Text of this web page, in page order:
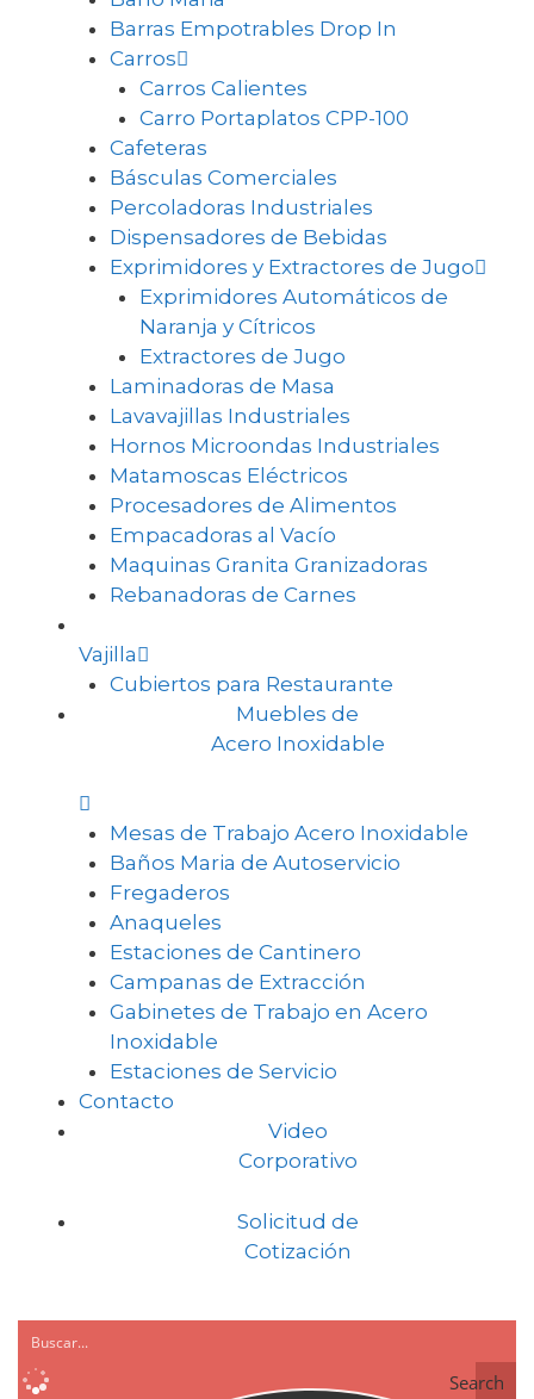
Barras Empotrables Drop In
Carros
Carros Calientes
Carro Portaplatos CPP-100
Cafeteras
Básculas Comerciales
Percoladoras Industriales
Dispensadores de Bebidas
Exprimidores y Extractores de Jugo
Exprimidores Automáticos de
Naranja y Cítricos
Extractores de Jugo
Laminadoras de Masa
Lavavajillas Industriales
Hornos Microondas Industriales
Matamoscas Eléctricos
Procesadores de Alimentos
Empacadoras al Vacío
Maquinas Granita Granizadoras
Rebanadoras de Carnes
Vajilla
Cubiertos para Restaurante
Muebles de
Acero Inoxidable
Mesas de Trabajo Acero Inoxidable
Baños Maria de Autoservicio
Fregaderos
Anaqueles
Estaciones de Cantinero
Campanas de Extracción
Gabinetes de Trabajo en Acero
Inoxidable
Estaciones de Servicio
Contacto
Video
Corporativo
Solicitud de
Cotización
Search